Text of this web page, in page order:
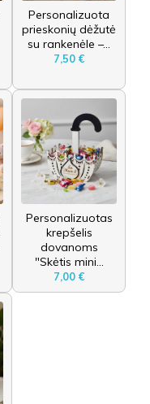
Personalizuota
prieskonių dėžutė
su rankenėle –...
7,50 €
Personalizuotas
krepšelis
dovanoms
"Skėtis mini...
7,00 €